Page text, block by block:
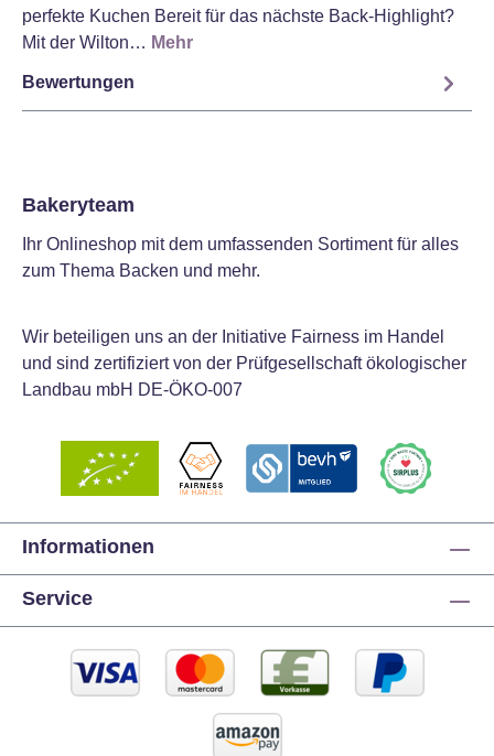
perfekte Kuchen Bereit für das nächste Back-Highlight?
Mit der Wilton… Mehr
Bewertungen
Bakeryteam
Ihr Onlineshop mit dem umfassenden Sortiment für alles
zum Thema Backen und mehr.
Wir beteiligen uns an der Initiative Fairness im Handel
und sind zertifiziert von der Prüfgesellschaft ökologischer
Landbau mbH DE-ÖKO-007
Informationen
Service